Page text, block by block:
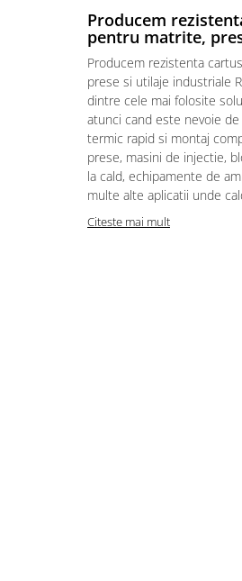
Componente electrice
Cabluri de alimentare
Senzori de presiune și debit
Masina de injectie mase plastice
Aplicatii ale rezistentelor electrice
Soluții domeniul de utilizare
Senzori & măsurare & Termocupla
Pentru HoReCa (hoteluri,
Producem
pentru matrite,
Producem rezistenta
prese si utilaje industriale
dintre cele mai folosite
atunci cand este nevoie
termic rapid si montaj
prese, masini de injectie,
la cald, echipamente de
multe alte aplicatii unde
Citeste mai mult